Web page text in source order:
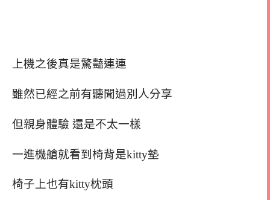
上機之後真是驚豔連連
雖然已經之前有聽聞過別人分享
但親身體驗 還是不太一樣
一進機艙就看到椅背是kitty墊
椅子上也有kitty枕頭